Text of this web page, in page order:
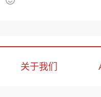
关于我们